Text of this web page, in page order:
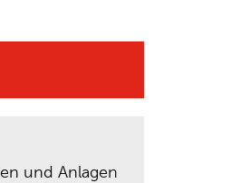
und Anlagen